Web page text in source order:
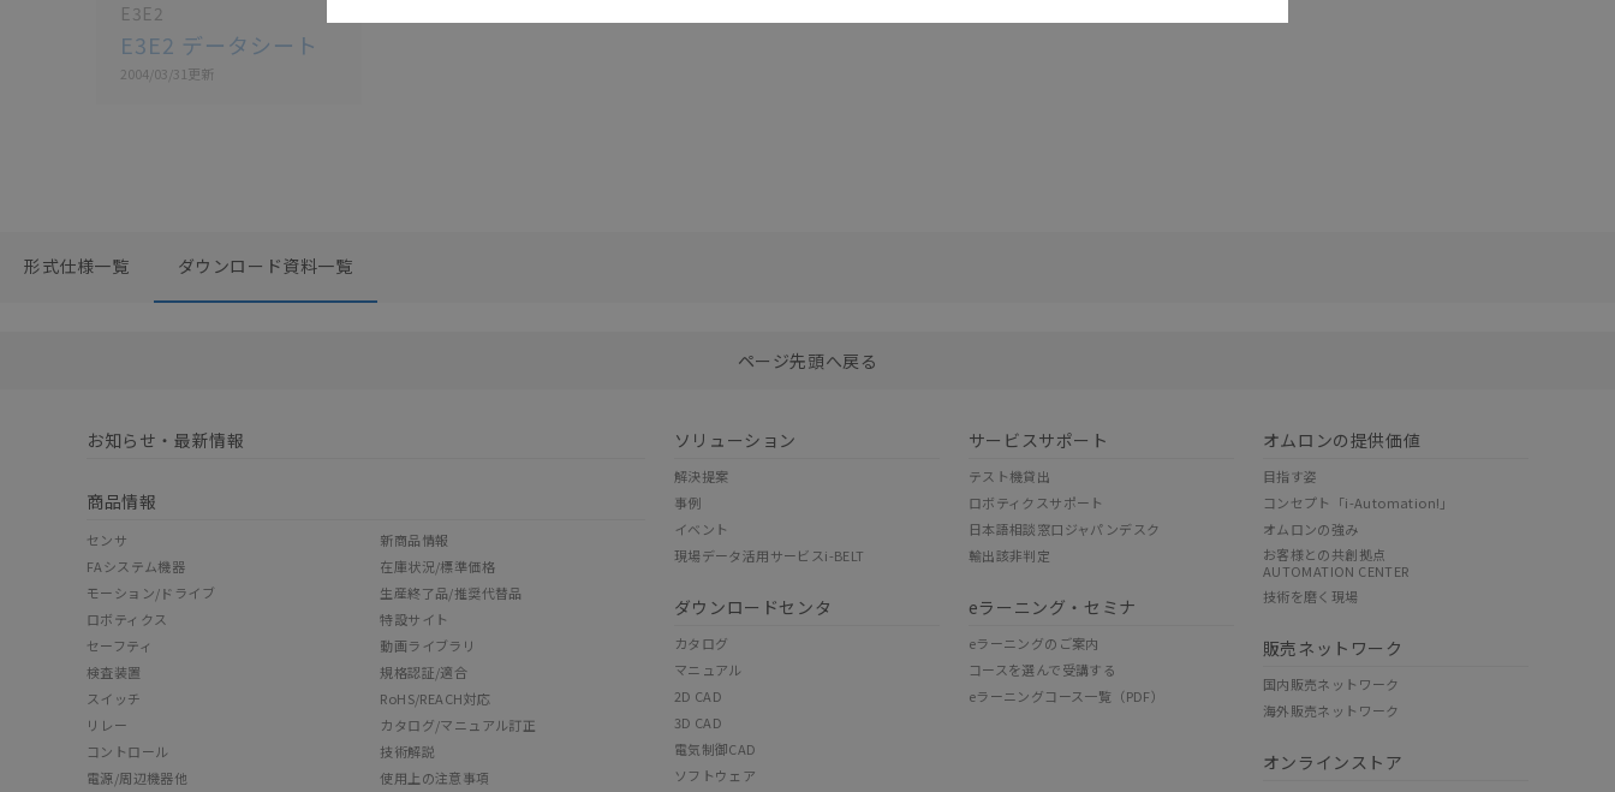
E3E2
E3E2 データシート
2004/03/31更新
形式仕様一覧 ダウンロード資料一覧
ページ先頭へ戻る
お知らせ・最新情報
商品情報
センサ
FAシステム機器
モーション/ドライブ
ロボティクス
セーフティ
検査装置
スイッチ
リレー
コントロール
電源/周辺機器他
新商品情報
在庫状況/標準価格
生産終了品/推奨代替品
特設サイト
動画ライブラリ
規格認証/適合
RoHS/REACH対応
カタログ/マニュアル訂正
技術解説
使用上の注意事項
ソリューション
解決提案
事例
イベント
現場データ活用サービスi-BELT
ダウンロードセンタ
カタログ
マニュアル
2D CAD
3D CAD
電気制御CAD
ソフトウェア
サービスサポート
テスト機貸出
ロボティクスサポート
日本語相談窓口ジャパンデスク
輸出該非判定
eラーニング・セミナ
eラーニングのご案内
コースを選んで受講する
eラーニングコース一覧（PDF）
オムロンの提供価値
目指す姿
コンセプト「i-Automation!」
オムロンの強み
お客様との共創拠点
AUTOMATION CENTER
技術を磨く現場
販売ネットワーク
国内販売ネットワーク
海外販売ネットワーク
オンラインストア